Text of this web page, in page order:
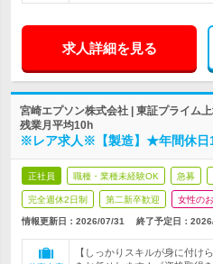
求人詳細を見る
宮崎エプソン株式会社 | 東証プライム
残業月平均10h
※レア求人※【製造】★年間休日
正社員 職種・業種未経験OK 急募
完全週休2日制 第二新卒歓迎 女性の
情報更新日：2026/07/31 終了予定日：
【しっかりスキルが身に付け